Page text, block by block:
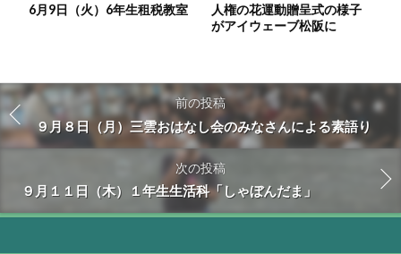
6月9日（火）6年生租税教室
人権の花運動贈呈式の様子
がアイウェーブ松阪に
前の投稿
９月８日（月）三雲おはなし会のみなさんによる素語り
次の投稿
９月１１日（木）１年生生活科「しゃぼんだま」